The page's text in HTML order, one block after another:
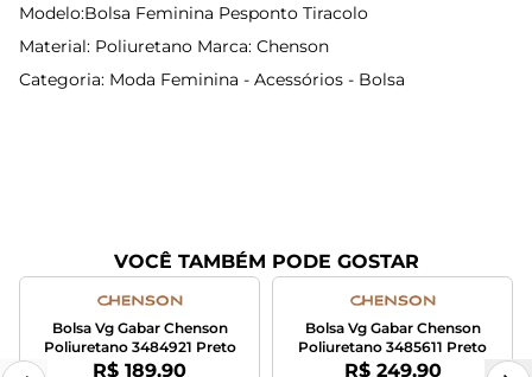
Modelo:Bolsa Feminina Pesponto Tiracolo
Material: Poliuretano Marca: Chenson
Categoria: Moda Feminina - Acessórios - Bolsa
VOCÊ TAMBÉM PODE GOSTAR
Bolsa Vg Gabar Chenson
Poliuretano 3484921 Preto
Por:
R$ 189,90
Bolsa Vg Gabar Chenson
Poliuretano 3485611 Preto
Por:
R$ 249,90